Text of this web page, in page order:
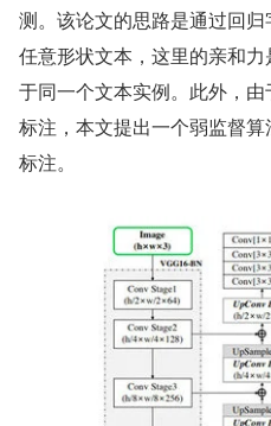
测。该论文的思路是通过回
任意形状文本，这里的亲和
于同一个文本实例。此外，
标注，本文提出一个弱监督
标注。